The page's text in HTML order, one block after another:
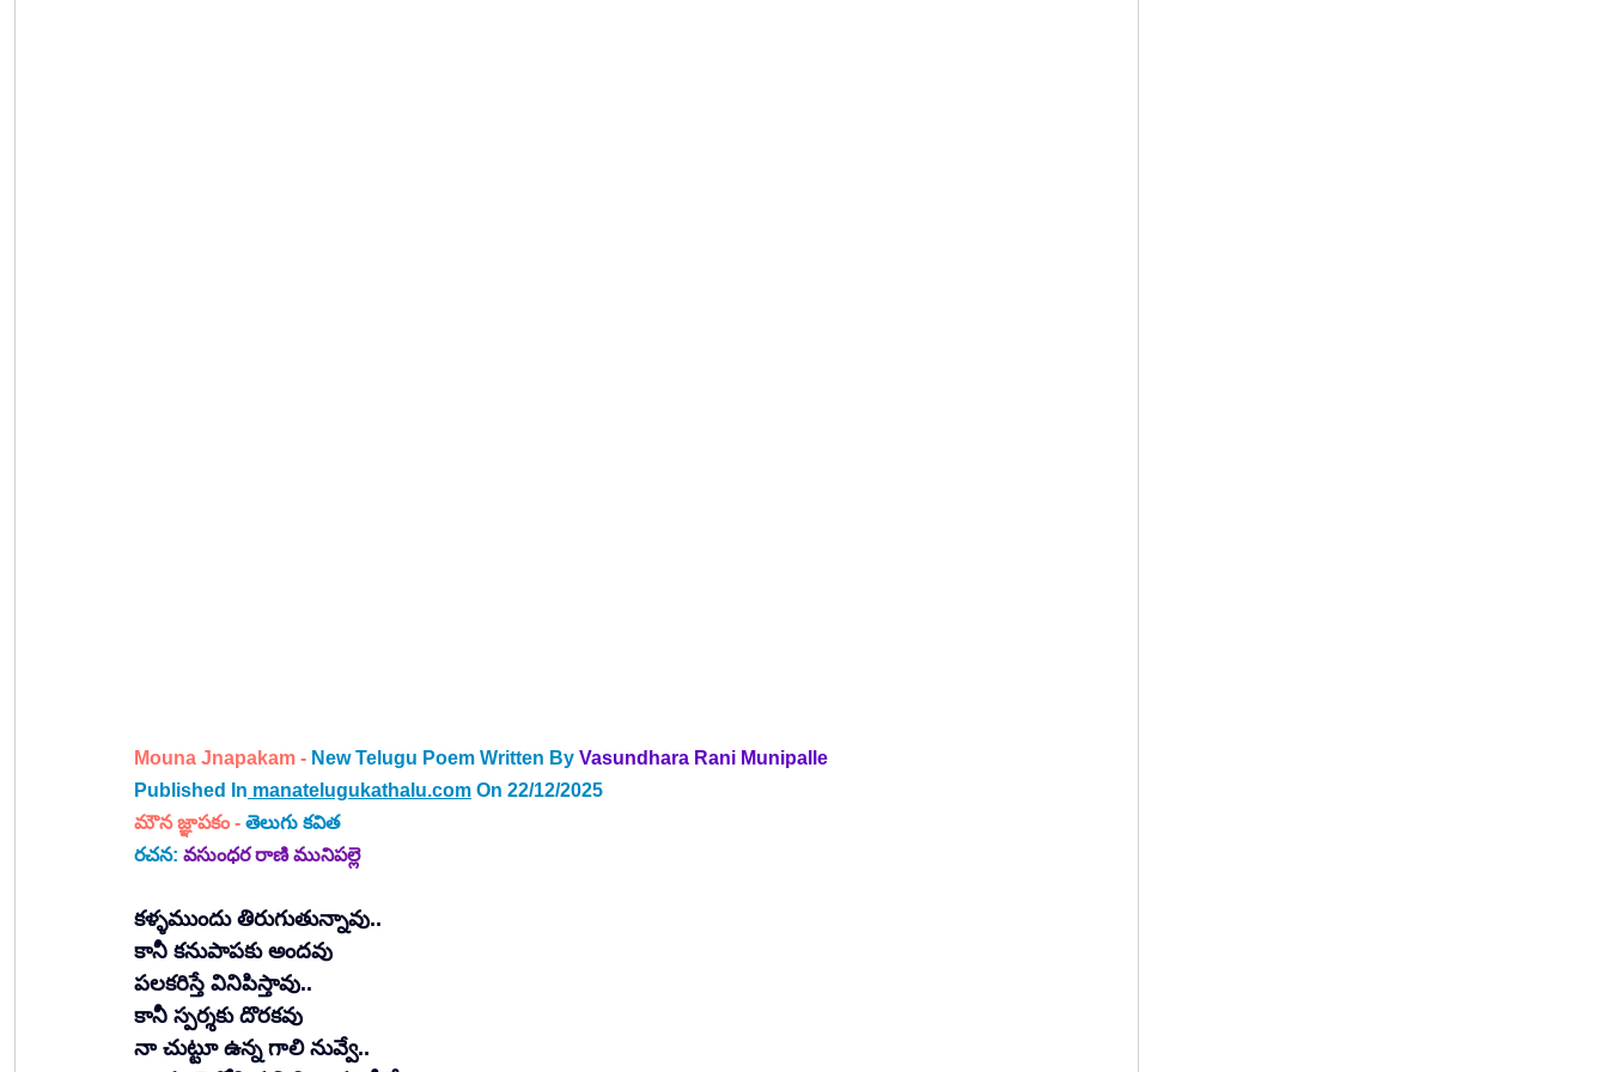
Mouna Jnapakam - New Telugu Poem Written By Vasundhara Rani Munipalle
Published In manatelugukathalu.com On 22/12/2025
మౌన జ్ఞాపకం​ - తెలుగు కవిత
రచన: వసుంధర రాణి మునిపల్లె
కళ్ళముందు తిరుగుతున్నావు..
కానీ కనుపాపకు అందవు
పలకరిస్తే వినిపిస్తావు..
కానీ స్పర్శకు దొరకవు
నా చుట్టూ ఉన్న గాలి నువ్వే..